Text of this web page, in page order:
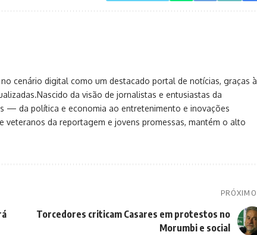
cenário digital como um destacado portal de notícias, graças à
da visão de jornalistas e entusiastas da
— da política e economia ao entretenimento e inovações
veteranos da reportagem e jovens promessas, mantém o alto
PRÓXIMO
Torcedores criticam Casares em protestos no
Morumbi e social